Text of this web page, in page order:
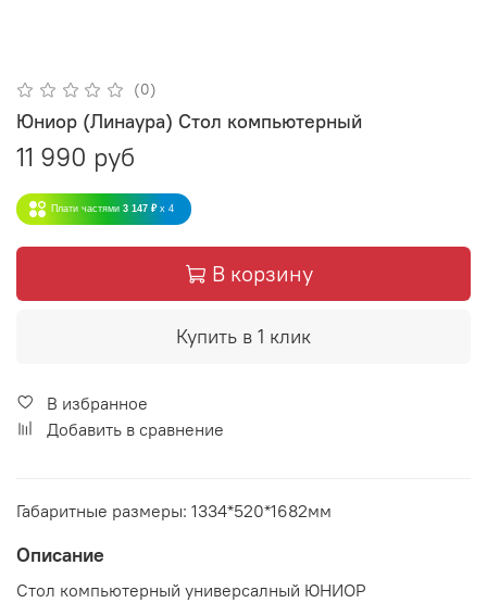
(0)
Юниор (Линаура) Стол компьютерный
11 990 руб
Плати частями 3 147 ₽ x 4
В корзину
Купить в 1 клик
В избранное
Добавить в сравнение
Габаритные размеры: 1334*520*1682мм
Описание
Стол компьютерный универсалный ЮНИОР